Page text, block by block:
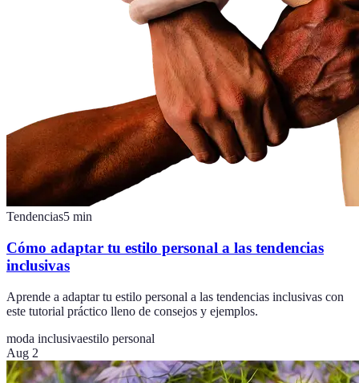
Tendencias5 min
Cómo adaptar tu estilo personal a las tendencias
inclusivas
Aprende a adaptar tu estilo personal a las tendencias inclusivas con
este tutorial práctico lleno de consejos y ejemplos.
moda inclusivaestilo personal
Aug 2